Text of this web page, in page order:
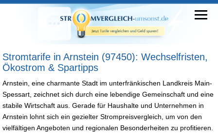
Stromtarife in Arnstein (97450): Wechselfristen,
Ökostrom & Spartipps
Arnstein, eine charmante Stadt im unterfränkischen Landkreis Main-
Spessart, zeichnet sich durch eine lebendige Gemeinschaft und eine
stabile Wirtschaft aus. Gerade für Haushalte und Unternehmen in
Arnstein lohnt sich ein gezielter Strompreisvergleich, um von den
vielfältigen Angeboten und regionalen Besonderheiten zu profitieren.